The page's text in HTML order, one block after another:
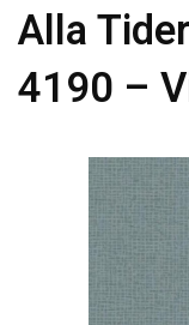
Alla
4190 –